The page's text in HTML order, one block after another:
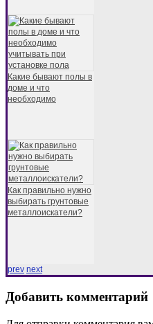
Какие бывают полы в
доме и что
необходимо
Как правильно нужно
выбирать грунтовые
металлоискатели?
prev next
Добавить комментарий